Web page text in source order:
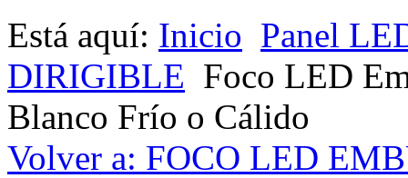
Está aquí: Inicio Panel
DIRIGIBLE Foco LED
Blanco Frío o Cálido
Volver a: FOCO LED